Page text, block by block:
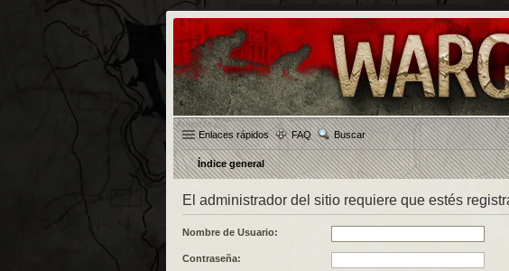
Enlaces rápidos FAQ Buscar
Índice general
El administrador del sitio requiere que estés
Nombre de Usuario:
Contraseña: